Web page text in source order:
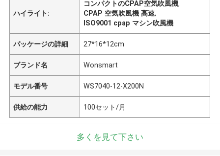
ハイライト:
コンパクトのCPAP空気吹風機,
CPAP 空気吹風機 高速,
ISO9001 cpap マシン吹風機
パッケージの詳細 27*16*12cm
ブランド名 Wonsmart
モデル番号 WS7040-12-X200N
供給の能力 100セット/月
多くを見て下さい